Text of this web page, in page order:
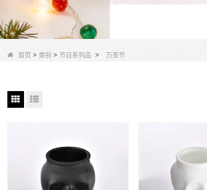
首页 > 类别 > 节日系列品 > 万圣节